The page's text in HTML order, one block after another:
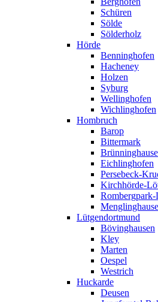
Schüren
Sölde
Sölderholz
Hörde
Benninghofen
Hacheney
Holzen
Syburg
Wellinghofen
Wichlinghofen
Hombruch
Barop
Bittermark
Eichlinghofen
Persebeck-
Kirchhörde-
Lütgendortmund
Bövinghausen
Kley
Marten
Oespel
Westrich
Huckarde
Deusen